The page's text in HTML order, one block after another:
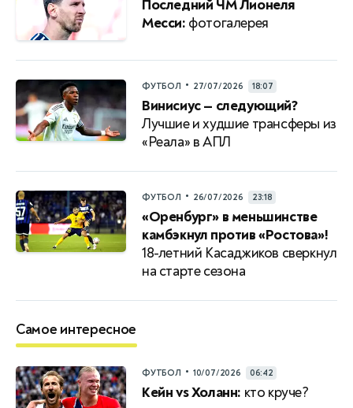
Последний ЧМ Лионеля
Месси: фотогалерея
ФУТБОЛ • 27/07/2026 18:07
Винисиус — следующий?
Лучшие и худшие трансферы из
«Реала» в АПЛ
ФУТБОЛ • 26/07/2026 23:18
«Оренбург» в меньшинстве
камбэкнул против «Ростова»!
18-летний Касаджиков сверкнул
на старте сезона
Самое интересное
ФУТБОЛ • 10/07/2026 06:42
Кейн vs Холанн: кто круче?